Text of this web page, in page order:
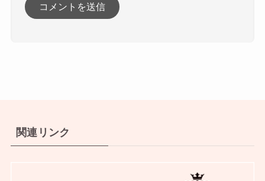
関連リンク